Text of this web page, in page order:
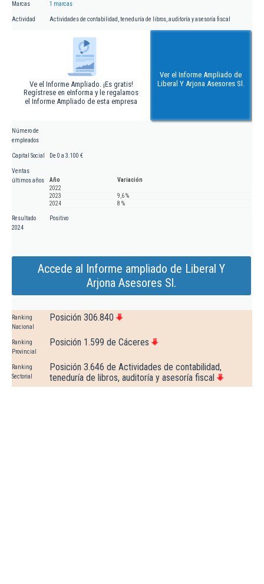
Marcas 1 marcas
Actividad Actividades de contabilidad, teneduría de libros, auditoría y asesoría fiscal
Ve el Informe Ampliado. ¡Es gratis!
Regístrese en eInforma y le regalamos
el Informe Ampliado de esta empresa
Ver el Informe Ampliado de
Liberal Y Arjona Asesores Sl.
Número de
empleados
Capital Social De 0 a 3.100 €
Ventas
últimos años
Año
Variación
2022
2023
9,6 %
2024
8 %
Resultado
2024
Positivo
Accede al Informe ampliado de Liberal Y
Arjona Asesores Sl.
Ranking
Nacional
Posición 306.840
Ranking
Provincial
Posición 1.599 de Cáceres
Ranking
Sectorial
Posición 3.646 de Actividades de contabilidad,
teneduría de libros, auditoría y asesoría fiscal